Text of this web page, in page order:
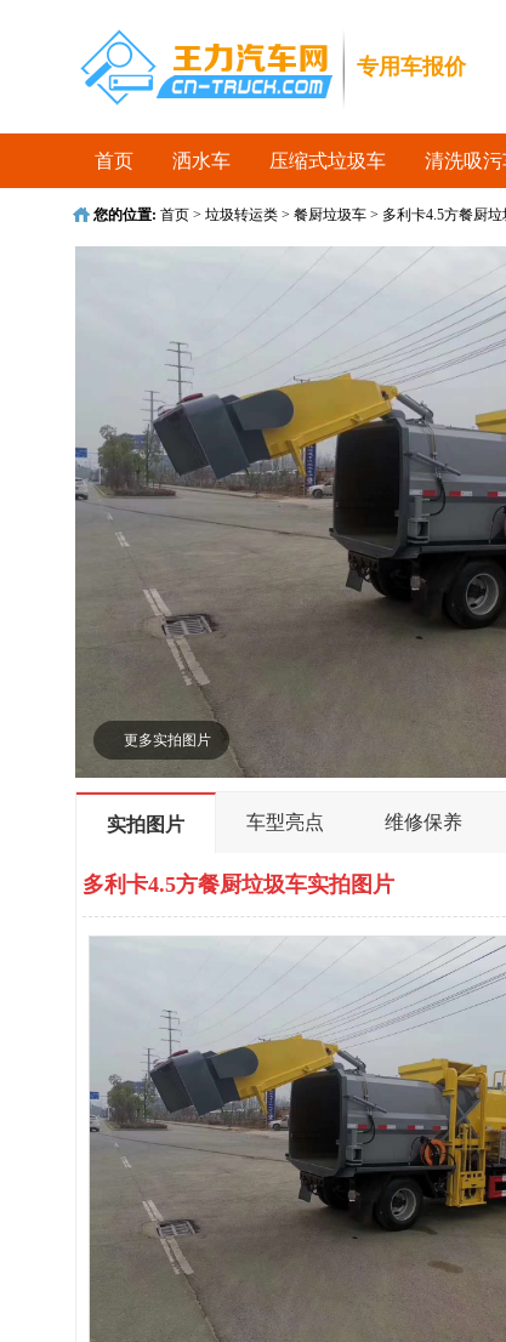
专用车报价
收藏首页
首页 洒水车 压缩式垃圾车 清洗吸污
您的位置: 首页> 垃圾转运类> 餐厨垃圾车> 多利卡4.5方餐厨垃
更多实拍图片
实拍图片 车型亮点 维修保养
多利卡4.5方餐厨垃圾车实拍图片